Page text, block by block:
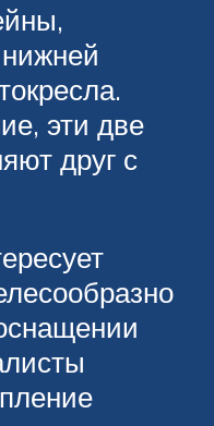
эти две
друг с